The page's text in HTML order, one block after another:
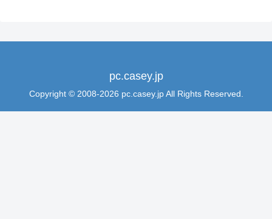
pc.casey.jp
Copyright © 2008-2026 pc.casey.jp All Rights Reserved.